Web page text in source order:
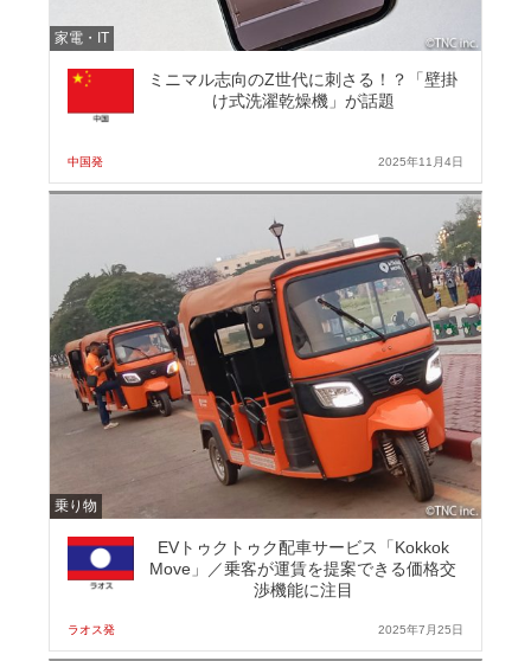
家電・IT
ミニマル志向のZ世代に刺さる！？「壁掛
け式洗濯乾燥機」が話題
中国発 2025年11月4日
乗り物
EVトゥクトゥク配車サービス「Kokkok
Move」／乗客が運賃を提案できる価格交
渉機能に注目
ラオス発 2025年7月25日